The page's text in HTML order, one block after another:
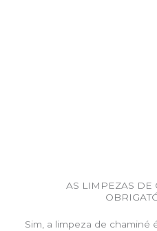
AS LIMPEZAS DE
Sim, a limpeza de chaminé